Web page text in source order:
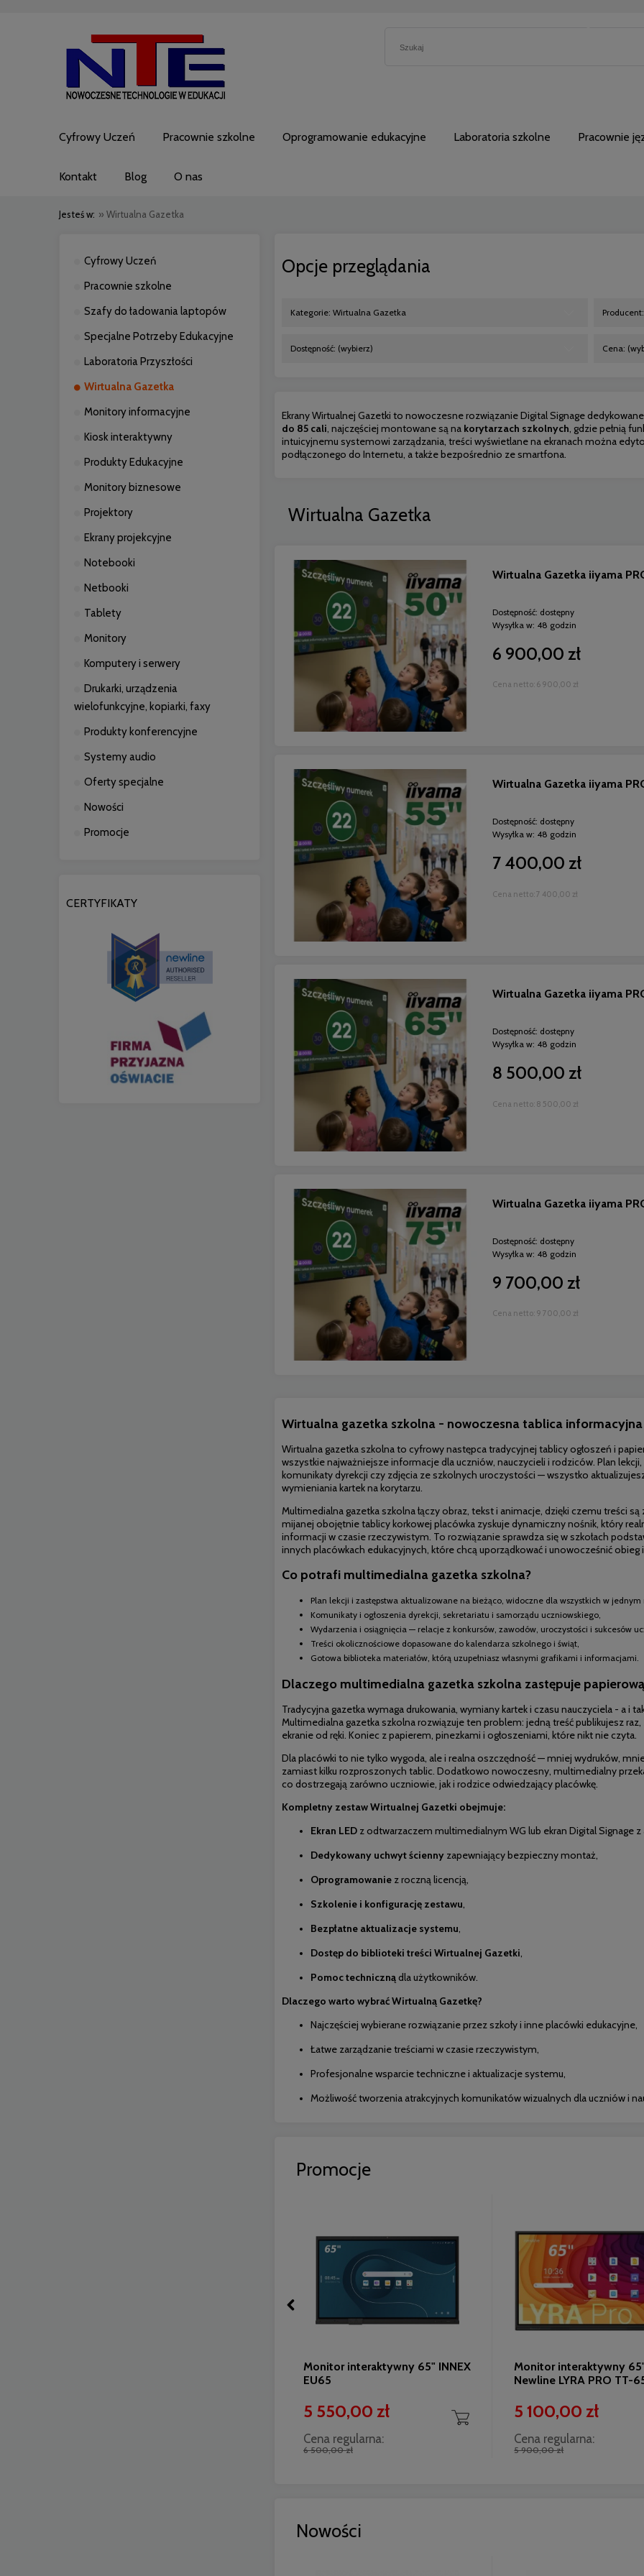
Cyfrowy Uczeń Pracownie szkolne Oprogramowanie edukacyjne Laboratoria szkolne Pracownie
Kontakt Blog O nas
Jesteś w: » Wirtualna Gazetka
Cyfrowy Uczeń
Pracownie szkolne
Szafy do ładowania laptopów
Specjalne Potrzeby Edukacyjne
Laboratoria Przyszłości
Wirtualna Gazetka
Monitory informacyjne
Kiosk interaktywny
Produkty Edukacyjne
Monitory biznesowe
Projektory
Ekrany projekcyjne
Notebooki
Netbooki
Tablety
Monitory
Komputery i serwery
Drukarki, urządzenia
wielofunkcyjne, kopiarki, faxy
Produkty konferencyjne
Systemy audio
Oferty specjalne
Nowości
Promocje
CERTYFIKATY
Opcje przeglądania
Kategorie: Wirtualna Gazetka
Dostępność: (wybierz) Cena:
Ekrany Wirtualnej Gazetki to nowoczesne rozwiązanie Digital Signage
do 85 cali, najczęściej montowane są na korytarzach szkolnych, gdzie pełnią
intuicyjnemu systemowi zarządzania, treści wyświetlane na ekranach można
podłączonego do Internetu, a także bezpośrednio ze smartfona.
Wirtualna Gazetka
Wirtualna Gazetka iiyama
Dostępność: dostępny
Wysyłka w: 48 godzin
6 900,00 zł
Cena netto: 6 900,00 zł
Wirtualna Gazetka iiyama
Dostępność: dostępny
Wysyłka w: 48 godzin
7 400,00 zł
Cena netto:7 400,00 zł
Wirtualna Gazetka iiyama
Dostępność: dostępny
Wysyłka w: 48 godzin
8 500,00 zł
Cena netto: 8 500,00 zł
Wirtualna Gazetka iiyama
Dostępność: dostępny
Wysyłka w: 48 godzin
9 700,00 zł
Cena netto: 9 700,00 zł
Wirtualna gazetka szkolna - nowoczesna tablica
Wirtualnagazetka szkolna to cyfrowy następcatradycyjnej tablicyogłoszeń i
wszystkie najważniejszeinformacje dla uczniów, nauczycieli i rodziców. Plan
komunikaty dyrekcji czy zdjęcia ze szkolnych uroczystości — wszystko
wymienianiakartek na korytarzu.
Multimedialnagazetka szkolna łączyobraz, tekst i animacje, dzięki czemu treści są
mijanej obojętnietablicy korkowej placówka zyskujedynamiczny nośnik, który
informacji wczasierzeczywistym. To rozwiązanie sprawdza sięw szkołach
innych placówkach edukacyjnych, którechcąuporządkowaći unowocześnić obieg
Co potrafi multimedialna gazetka szkolna?
Plan lekcji i zastępstwa aktualizowane na bieżąco, widoczne dla wszystkich w jednym
Komunikaty i ogłoszenia dyrekcji, sekretariatu i samorządu uczniowskiego,
Wydarzenia i osiągnięcia — relacje z konkursów, zawodów, uroczystości i sukcesów
Treści okolicznościowe dopasowane do kalendarza szkolnego i świąt,
Gotowa biblioteka materiałów, którą uzupełniasz własnymi grafikami i informacjami.
Dlaczego multimedialna gazetka szkolna zastępuje
Tradycyjnagazetka wymagadrukowania, wymiany kartek i czasu nauczyciela - ai
Multimedialnagazetka szkolnarozwiązuje ten problem: jedną treśćpublikujesz
ekranieod ręki. Koniec z papierem, pinezkami i ogłoszeniami, które niktnie czyta.
Dlaplacówki to nie tylko wygoda, ale i realnaoszczędność — mniej wydruków,
zamiastkilku rozproszonych tablic. Dodatkowo nowoczesny, multimedialny
co dostrzegają zarówno uczniowie, jak i rodziceodwiedzający placówkę.
Kompletny zestaw Wirtualnej Gazetki obejmuje:
Ekran LED z odtwarzaczem multimedialnym WG lub ekran Digital Signage
Dedykowany uchwyt ścienny zapewniający bezpieczny montaż,
Oprogramowanie z roczną licencją,
Szkolenie i konfigurację zestawu,
Bezpłatne aktualizacje systemu,
Dostęp do biblioteki treści Wirtualnej Gazetki,
Pomoc technicznądla użytkowników.
Dlaczego warto wybrać Wirtualną Gazetkę?
Najczęściej wybierane rozwiązanie przez szkoły i inne placówki edukacyjne,
Łatwe zarządzanie treściami w czasie rzeczywistym,
Profesjonalne wsparcie techniczne i aktualizacje systemu,
Możliwość tworzenia atrakcyjnych komunikatów wizualnych dla uczniów i
Promocje
Monitor interaktywny 65" INNEX
EU65
5 550,00 zł
Cena regularna:
6 500,00 zł
Monitor interaktywny
Newline LYRA PRO TT-
5 100,00 zł
Cena regularna:
5 900,00 zł
Nowości